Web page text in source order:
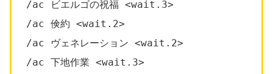
/ac ビエルゴの祝福 <wait.3>
/ac 倹約 <wait.2>
/ac ヴェネレーション <wait.2>
/ac 下地作業 <wait.3>